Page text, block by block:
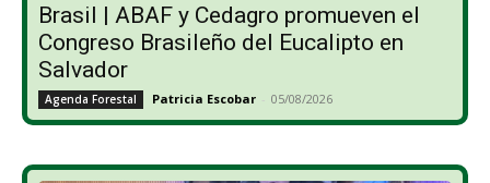
Brasil | ABAF y Cedagro promueven el
Congreso Brasileño del Eucalipto en
Salvador
Agenda Forestal Patricia Escobar - 05/08/2026